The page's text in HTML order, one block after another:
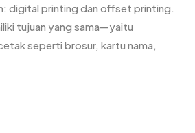
digital printing dan offset printing.
tujuan yang sama—yaitu
seperti brosur, kartu nama,